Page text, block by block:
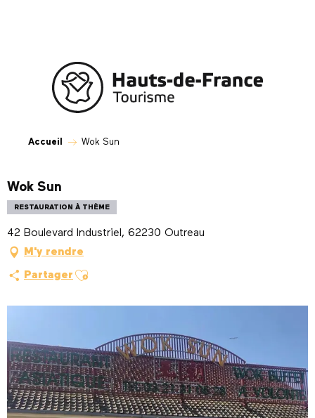
Accueil Wok Sun
Wok Sun
RESTAURATION À THÈME
42 Boulevard Industriel, 62230 Outreau
M'y rendre
Partager Ajouter aux favoris